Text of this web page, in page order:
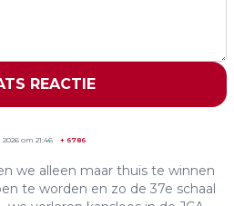
REACTIE
om 21:46 + 6786
we alleen maar thuis te winnen
te worden en zo de 37e schaal